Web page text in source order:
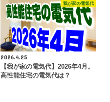
我が家の電気代
2026.4.25
【我が家の電気代】2026年4月。
高性能住宅の電気代は？